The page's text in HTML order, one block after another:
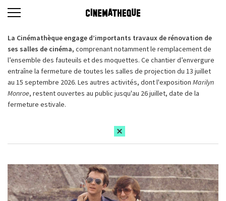
La Cinémathèque engage d’importants travaux de rénovation de
ses salles de cinéma, comprenant notamment le remplacement de
l’ensemble des fauteuils et des moquettes. Ce chantier d’envergure
entraîne la fermeture de toutes les salles de projection du 13 juillet
au 15 septembre 2026. Les autres activités, dont l'exposition Marilyn
Monroe, restent ouvertes au public jusqu'au 26 juillet, date de la
fermeture estivale.